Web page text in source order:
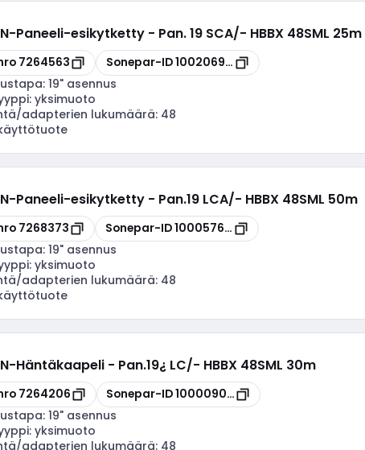
-Paneeli-esikytketty - Pan. 19 SCA/- HBBX 48SML 25m
7264563 Kopioi
Sonepar-ID100206999
19" asennus
yksimuoto
adapterien lukumäärä: 48
-Paneeli-esikytketty - Pan.19 LCA/- HBBX 48SML 50m
7268373 Kopioi
Sonepar-ID100057629
19" asennus
yksimuoto
adapterien lukumäärä: 48
-Häntäkaapeli - Pan.19¿ LC/- HBBX 48SML 30m
7264206 Kopioi
Sonepar-ID100009029
19" asennus
yksimuoto
adapterien lukumäärä: 48